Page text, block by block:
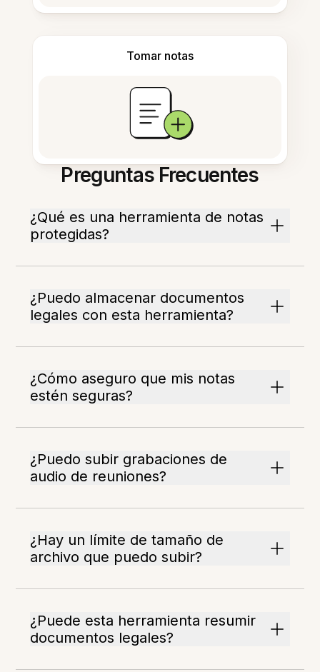
Tomar notas
Preguntas Frecuentes
¿Qué es una herramienta de notas
protegidas?
¿Puedo almacenar documentos
legales con esta herramienta?
¿Cómo aseguro que mis notas
estén seguras?
¿Puedo subir grabaciones de
audio de reuniones?
¿Hay un límite de tamaño de
archivo que puedo subir?
¿Puede esta herramienta resumir
documentos legales?